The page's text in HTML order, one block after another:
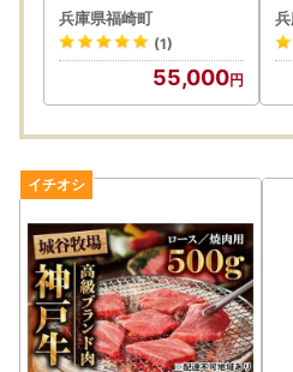
牛 神戸ビーフ バーベキ
ュー BBQ 冷凍
兵庫県福崎町
(1)
55,000